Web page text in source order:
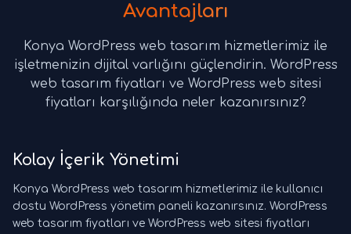
Avantajları
Konya WordPress web tasarım hizmetlerimiz ile
işletmenizin dijital varlığını güçlendirin. WordPress
web tasarım fiyatları ve WordPress web sitesi
fiyatları karşılığında neler kazanırsınız?
Kolay İçerik Yönetimi
Konya WordPress web tasarım hizmetlerimiz ile kullanıcı
dostu WordPress yönetim paneli kazanırsınız. WordPress
web tasarım fiyatları ve WordPress web sitesi fiyatları